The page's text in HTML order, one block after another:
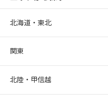
北海道・東北
関東
北陸・甲信越